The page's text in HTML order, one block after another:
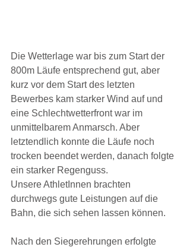
Die Wetterlage war bis zum Start der
800m Läufe entsprechend gut, aber
kurz vor dem Start des letzten
Bewerbes kam starker Wind auf und
eine Schlechtwetterfront war im
unmittelbarem Anmarsch. Aber
letztendlich konnte die Läufe noch
trocken beendet werden, danach folgte
ein starker Regenguss.
Unsere AthletInnen brachten
durchwegs gute Leistungen auf die
Bahn, die sich sehen lassen können.
Nach den Siegerehrungen erfolgte